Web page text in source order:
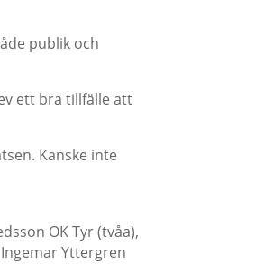
publik och
ett bra tillfälle att
Kanske inte
OK Tyr (tvåa),
Yttergren